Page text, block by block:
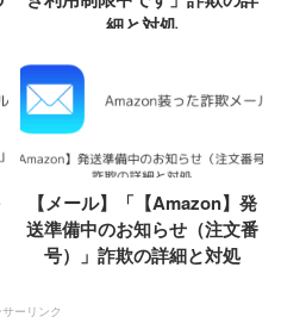
細と対処
【メール】「【Amazon】発
送準備中のお知らせ（注文番
号）」詐欺の詳細と対処
ーリンク